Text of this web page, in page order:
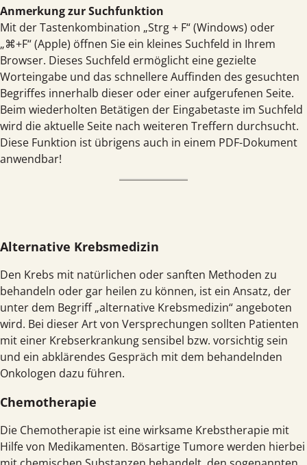
Anmerkung zur Suchfunktion
Mit der Tastenkombination „Strg + F“ (Windows) oder
„⌘+F“ (Apple) öffnen Sie ein kleines Suchfeld in Ihrem
Browser. Dieses Suchfeld ermöglicht eine gezielte
Worteingabe und das schnellere Auffinden des gesuchten
Begriffes innerhalb dieser oder einer aufgerufenen Seite.
Beim wiederholten Betätigen der Eingabetaste im Suchfeld
wird die aktuelle Seite nach weiteren Treffern durchsucht.
Diese Funktion ist übrigens auch in einem PDF-Dokument
anwendbar!
Alternative Krebsmedizin
Den Krebs mit natürlichen oder sanften Methoden zu
behandeln oder gar heilen zu können, ist ein Ansatz, der
unter dem Begriff „alternative Krebsmedizin“ angeboten
wird. Bei dieser Art von Versprechungen sollten Patienten
mit einer Krebserkrankung sensibel bzw. vorsichtig sein
und ein abklärendes Gespräch mit dem behandelnden
Onkologen dazu führen.
Chemotherapie
Die Chemotherapie ist eine wirksame Krebstherapie mit
Hilfe von Medikamenten. Bösartige Tumore werden hierbei